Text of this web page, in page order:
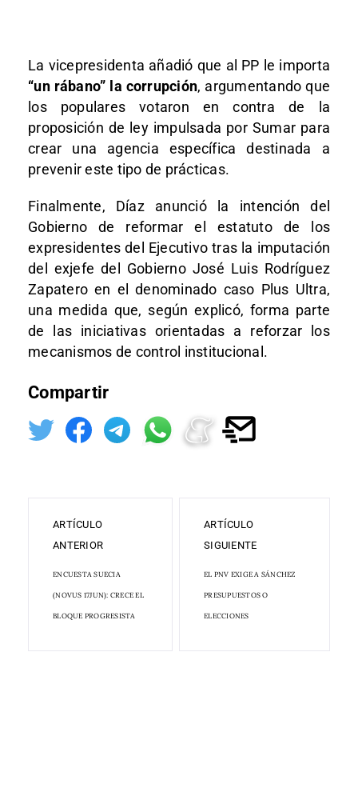
La vicepresidenta añadió que al PP le importa
“un rábano” la corrupción, argumentando que
los populares votaron en contra de la
proposición de ley impulsada por Sumar para
crear una agencia específica destinada a
prevenir este tipo de prácticas.
Finalmente, Díaz anunció la intención del
Gobierno de reformar el estatuto de los
expresidentes del Ejecutivo tras la imputación
del exjefe del Gobierno José Luis Rodríguez
Zapatero en el denominado caso Plus Ultra,
una medida que, según explicó, forma parte
de las iniciativas orientadas a reforzar los
mecanismos de control institucional.
Compartir
ARTÍCULO
ANTERIOR
ENCUESTA SUECIA
(NOVUS 17JUN): CRECE EL
BLOQUE PROGRESISTA
ARTÍCULO
SIGUIENTE
EL PNV EXIGE A SÁNCHEZ
PRESUPUESTOS O
ELECCIONES